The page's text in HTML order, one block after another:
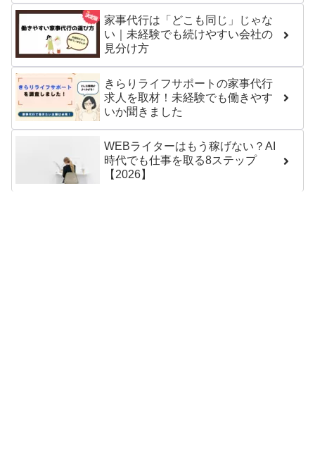
家事代行は「どこも同じ」じゃな
い｜未経験でも続けやすい会社の
見分け方
きらりライフサポートの家事代行
求人を取材！未経験でも働きやす
いか聞きました
WEBライターはもう稼げない？AI
時代でも仕事を取る8ステップ
【2026】